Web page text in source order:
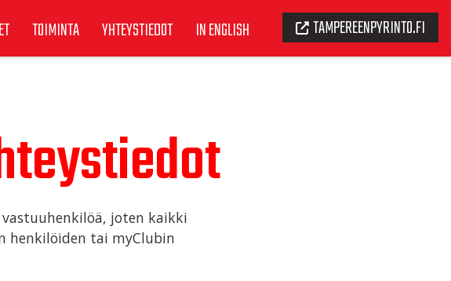
TOIMINTA YHTEYSTIEDOT IN ENGLISH TAMPEREENPYRINTO.FI
joten kaikki
henkilöiden tai myClubin